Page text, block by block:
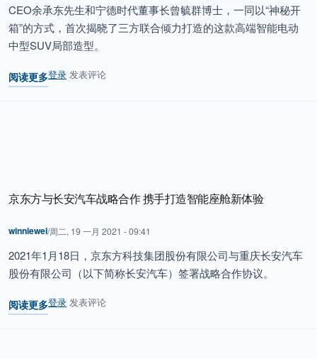
CEO余承东先生和宁德时代董事长曾毓群博士，一同以“神秘开
箱”的方式，首次揭晓了三方联合倾力打造的这款高端智能电动
中型SUV局部造型。
阅读更多
关于 阿维塔科技旗下首款高端智能电动SUV E11今日亮相
登录 发表评论
京东方与长安汽车战略合作 携手打造智能座舱新体验
winniewei/周二, 19 一月 2021 - 09:41
2021年1月18日，京东方科技集团股份有限公司与重庆长安汽车
股份有限公司（以下简称长安汽车）签署战略合作协议。
阅读更多
关于 京东方与长安汽车战略合作 携手打造智能座舱新体验
登录 发表评论